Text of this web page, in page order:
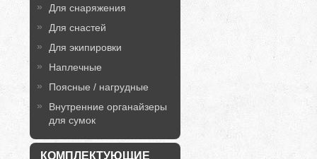
Для снаряжения
Для снастей
Для экипировки
Наплечные
Поясные / нагрудные
Внутренние органайзеры
для сумок
КОМПЛЕКТУЮЩИЕ